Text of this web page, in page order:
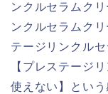
ンクルセラムク
ンクルセラムク
テージリンクル
【プレステージ
使えない】という